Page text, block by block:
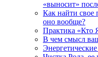
«выносит»
Как найти свое
оно вообще?
Практика «Кто
В чем смысл